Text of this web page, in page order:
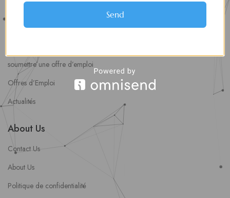
Espace Employeurs
Parcourirs les employeurs
soumettre une offre d’emploi
Offres d’Emploi
Actualités
About Us
Contact Us
About Us
Politique de confidentialité
Send